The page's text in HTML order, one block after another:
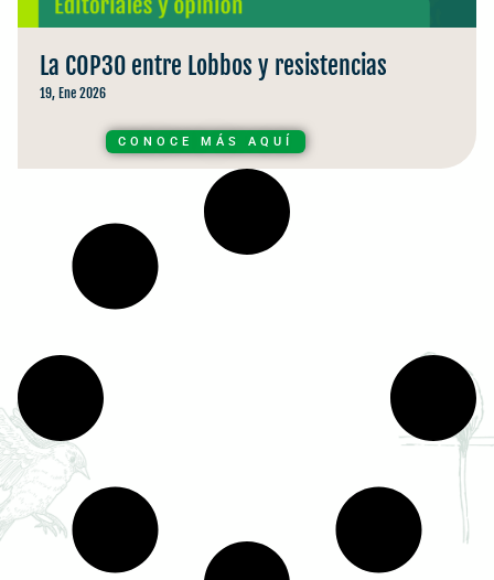
La COP30 entre Lobbos y resistencias
19, Ene 2026
CONOCE MÁS AQUÍ